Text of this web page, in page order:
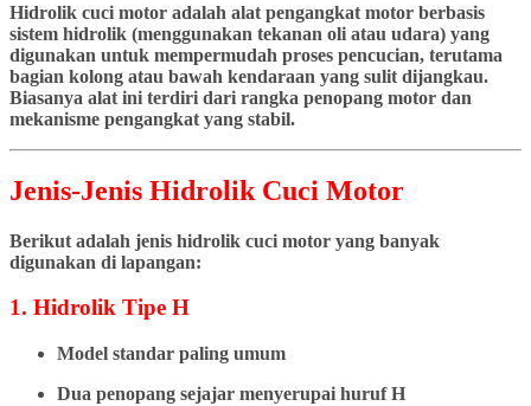
Hidrolik cuci motor adalah alat pengangkat motor berbasis
sistem hidrolik (menggunakan tekanan oli atau udara) yang
digunakan untuk mempermudah proses pencucian, terutama
bagian kolong atau bawah kendaraan yang sulit dijangkau.
Biasanya alat ini terdiri dari rangka penopang motor dan
mekanisme pengangkat yang stabil.
Jenis-Jenis Hidrolik Cuci Motor
Berikut adalah jenis hidrolik cuci motor yang banyak
digunakan di lapangan:
1. Hidrolik Tipe H
Model standar paling umum
Dua penopang sejajar menyerupai huruf H